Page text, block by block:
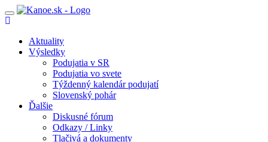
Toggle
navigation
Aktuality
Výsledky
Podujatia v SR
Podujatia vo svete
Týždenný kalendár podujatí
Slovenský pohár
Ďalšie
Diskusné fórum
Odkazy / Linky
Tlačivá a dokumenty